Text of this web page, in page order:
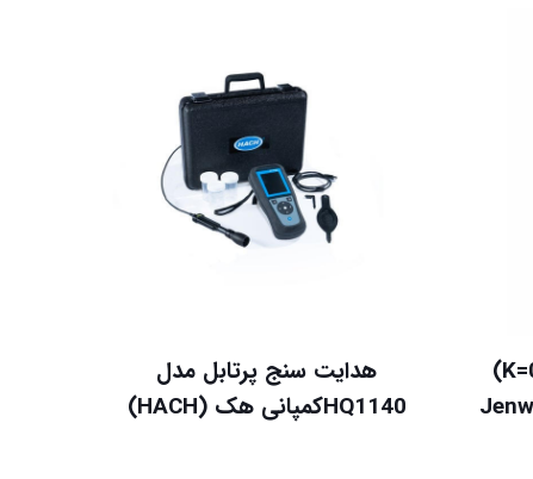
الکترود کد 027113 (K=0.1)
هدایت سنج پرتابل مدل
HQ1140کمپانی هک (HACH)